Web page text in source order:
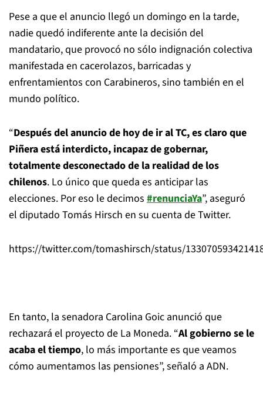
Pese a que el anuncio llegó un domingo en la tarde,
nadie quedó indiferente ante la decisión del
mandatario, que provocó no sólo indignación colectiva
manifestada en cacerolazos, barricadas y
enfrentamientos con Carabineros, sino también en el
mundo político.
“Después del anuncio de hoy de ir al TC, es claro que
Piñera está interdicto, incapaz de gobernar,
totalmente desconectado de la realidad de los
chilenos. Lo único que queda es anticipar las
elecciones. Por eso le decimos #renunciaYa”, aseguró
el diputado Tomás Hirsch en su cuenta de Twitter.
https://twitter.com/tomashirsch/status/
En tanto, la senadora Carolina Goic anunció que
rechazará el proyecto de La Moneda. “Al gobierno se le
acaba el tiempo, lo más importante es que veamos
cómo aumentamos las pensiones”, señaló a ADN.